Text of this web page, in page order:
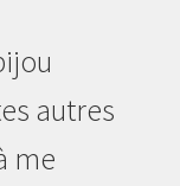
autres
me